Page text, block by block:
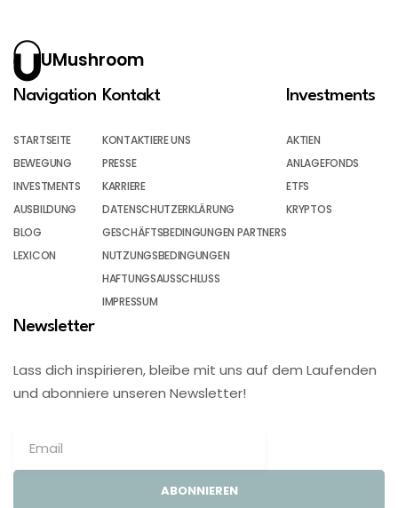
UMushroom
Navigation
STARTSEITE
BEWEGUNG
INVESTMENTS
AUSBILDUNG
BLOG
LEXICON
Kontakt
KONTAKTIERE UNS
PRESSE
KARRIERE
DATENSCHUTZERKLÄRUNG
GESCHÄFTSBEDINGUNGEN PARTNERS
NUTZUNGSBEDINGUNGEN
HAFTUNGSAUSSCHLUSS
IMPRESSUM
Investments
AKTIEN
ANLAGEFONDS
ETFS
KRYPTOS
Newsletter
Lass dich inspirieren, bleibe mit uns auf dem Laufenden
und abonniere unseren Newsletter!
ABONNIEREN